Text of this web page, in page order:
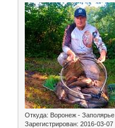
Откуда: Воронеж - Заполярье
Зарегистрирован: 2016-03-07